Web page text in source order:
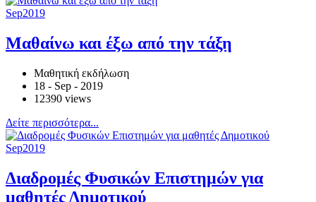
Sep2019
Μαθαίνω και έξω από την τάξη
Μαθητική εκδήλωση
18 - Sep - 2019
12390 views
Δείτε περισσότερα...
Sep2019
Διαδρομές Φυσικών Επιστημών για
μαθητές Δημοτικού